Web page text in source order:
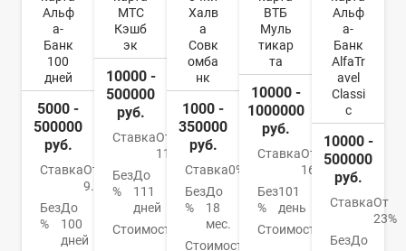
Альф
а-
Банк
100
дней
5000 -
500000
руб.
СтавкаОт
9.9%
Без
%
До
100
дней
МТС
Кэшб
эк
10000 -
500000
руб.
СтавкаОт
11,9%
Без
%
До
111
дней
Стоимость
Халв
а
Совк
омба
нк
1000 -
350000
руб.
Ставка0%
Без
%
До
18
мес.
Стоимость
ВТБ
Муль
тикар
та
10000 -
1000000
руб.
СтавкаОт
16%
Без
%
101
день
Стоимость
Альф
а-
Банк
AlfaTr
avel
Classi
c
10000 -
500000
руб.
СтавкаОт
23%
БезДо